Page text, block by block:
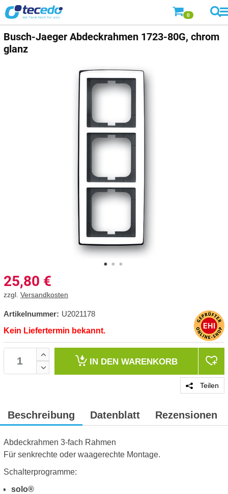
0
Busch-Jaeger Abdeckrahmen 1723-80G, chrom
glanz
25,80 €
zzgl. Versandkosten
Artikelnummer: U2021178
Kein Liefertermin bekannt.
IN DEN WARENKORB
Teilen
Beschreibung Datenblatt Rezensionen
Abdeckrahmen 3-fach Rahmen
Für senkrechte oder waagerechte Montage.
Schalterprogramme:
solo®